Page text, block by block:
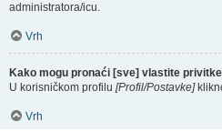
administratora/icu.
Vrh
Kako mogu pronaći [sve] vlastite
U korisničkom profilu [Profil/Postavke]
Vrh